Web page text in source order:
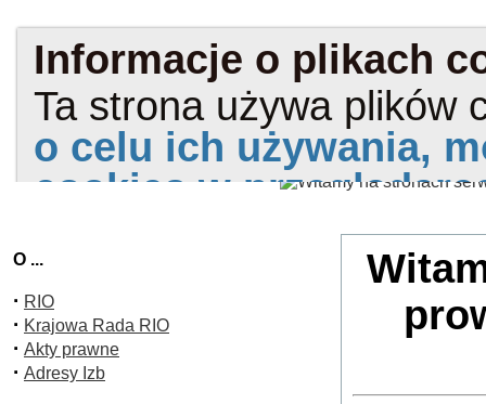
O ...
· RIO
· Krajowa Rada RIO
· Akty prawne
· Adresy Izb